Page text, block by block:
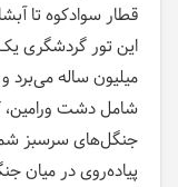
قطار سوادکوه تا
میلیون ساله می‌برد
شامل دشت ورامین،
جنگل‌های سرسبز
پیاده‌روی در میان